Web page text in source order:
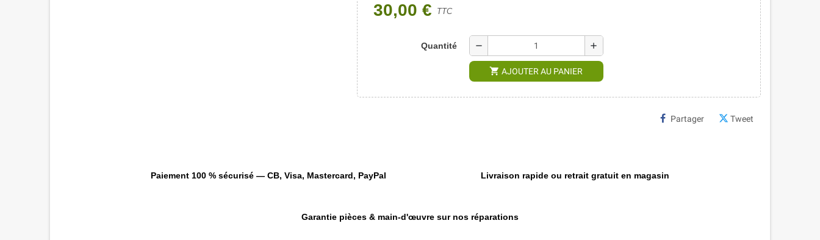
30,00 € TTC
Quantité remove add
shopping_cart AJOUTER AU PANIER
Partager Tweet
Paiement 100 % sécurisé — CB, Visa, Mastercard, PayPal Livraison rapide ou retrait gratuit en magasin
Garantie pièces & main-d'œuvre sur nos réparations